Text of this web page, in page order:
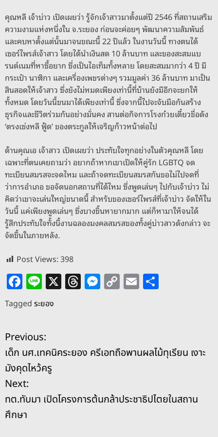
คุณหลี เจ้าบ่าว เปิดเผยว่า รู้จักเจ้าสาวมาตั้งแต่ปี 2546 ที่สถานเสริม
ความงามแห่งหนึ่งใน จ.ระยอง ก่อนจะค่อยๆ พัฒนาความสัมพันธ์
และคบหาตั้งแต่นั้นมาจนขณะนี้ 22 ปีแล้ว ในงานวันนี้ ทางตนได้
เซอร์ไพรส์เจ้าสาว โดยได้นำเงินสด 10 ล้านบาท และของสะสมแบ
รนด์เนมที่หาซื้อยาก ซึ่งเป็นไอเท็มทั้งหลาย โดยสะสมมากว่า 4 ปี มี
กระเป๋า นาฬิกา และเครื่องเพชรต่างๆ รวมมูลค่า 36 ล้านบาท มาเป็น
สินสอดให้เจ้าสาว ซึ่งยังไม่หมดเพียงเท่านี้ที่บ้านยังมีอีกจะยกให้
ทั้งหมด โดยวันนี้ขนมาได้เพียงเท่านี้ ซึ่งจากนี้ไปจะจับมือกันสร้าง
ธุรกิจและชีวิตร่วมกันอย่างมั่นคง สานต่อกิจการโรงก๋วยเตี๋ยวชื่อดัง
‘ตรงเซ่งหลี ฟู้ด’ ของตระกูลให้เจริญก้าวหน้าต่อไป
ด้านคุณเอ เจ้าสาว เปิดเผยว่า ประทับใจทุกอย่างในตัวคุณหลี โดย
เฉพาะที่ตนเคยถามว่า อยากถ้าหากเขาเปิดให้คู่รัก LGBTQ จด
ทะเบียนสมรสจะจดไหม และถ้าจดทะเบียนสมรสกันขอไม่ไปจดที่
ว่าการอำเภอ ขอจัดนอกสถานที่ได้ไหม ซึ่งพูดเล่นๆ ไปกับเจ้าบ่าว ไม่
คิดว่าเขาจะเล่นใหญ่ขนาดนี้ สำหรับของเซอร์ไพรส์ที่เจ้าบ่าว จัดให้ใน
วันนี้ แค่เพียงพูดเล่นๆ ซึ่งบางชิ้นหายากมาก แต่ก็หามาให้จนได้
รู้สึกประทับใจทั้งนี้งานฉลองมงคลสมรสของทั้งคู่บ่าวสาวดังกล่าว จะ
จัดขึ้นในภายหลัง.
Post Views:398
F
a
c
e
b
o
o
k
Li
n
e
X T
h
s
M
e
n
g
C
o
Li
n
E
m
Tagged ระยอง
แ
น
ะ
แ
Previous:
เด็ก นศ.เทคนิคระยอง ครีเอทถือพานผลไม้ทุเรียน เงาะ
มังคุดไหว้ครู
Next:
ทต.ทับมา เปิดโครงการต้นกล้าประชาธิปไตยในสถาน
ศึกษา